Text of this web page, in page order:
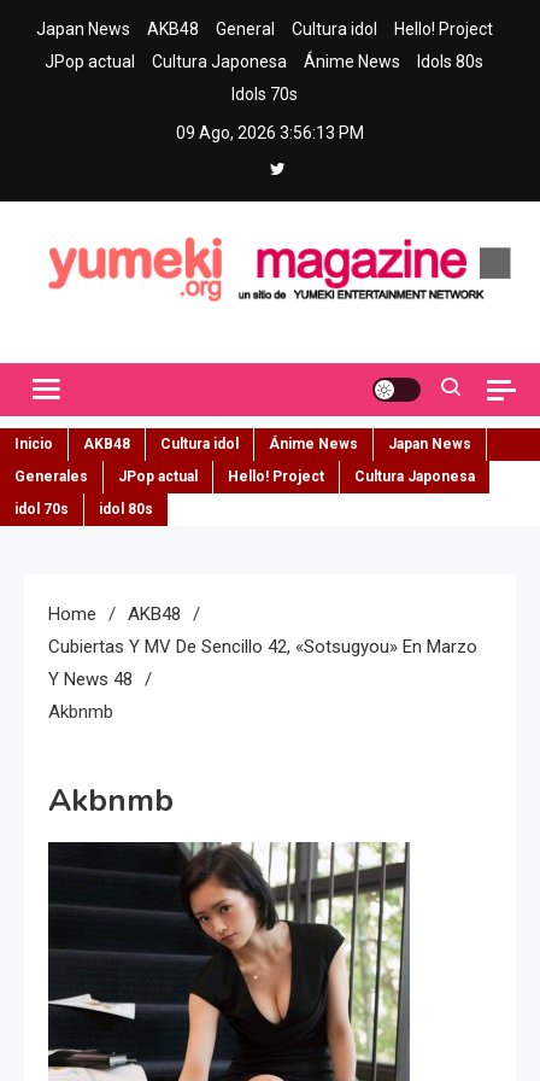
Japan News AKB48 General Cultura idol
Hello! Project
JPop actual
Cultura Japonesa Ánime News
Idols 80s
Idols 70s
09 Ago, 2026 3:56:14 PM
Inicio AKB48 Cultura idol Ánime News
Japan News
Generales
JPop actual Hello! Project
Cultura Japonesa
idol 70s
idol 80s
Home
AKB48
Cubiertas Y MV De Sencillo 42, «Sotsugyou» En Marzo
Y News 48
Akbnmb
Akbnmb